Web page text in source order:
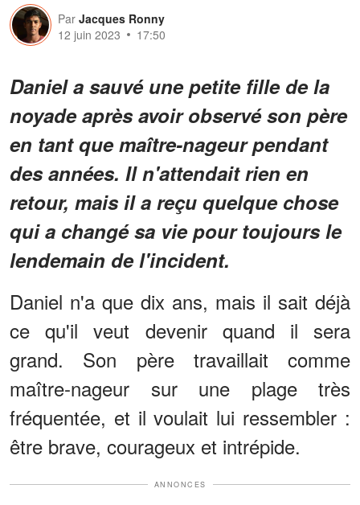
Par Jacques Ronny
12 juin 2023
17:50
Daniel a sauvé une petite fille de la
noyade après avoir observé son père
en tant que maître-nageur pendant
des années. Il n'attendait rien en
retour, mais il a reçu quelque chose
qui a changé sa vie pour toujours le
lendemain de l'incident.
Daniel n'a que dix ans, mais il sait déjà
ce qu'il veut devenir quand il sera
grand. Son père travaillait comme
maître-nageur sur une plage très
fréquentée, et il voulait lui ressembler :
être brave, courageux et intrépide.
ANNONCES